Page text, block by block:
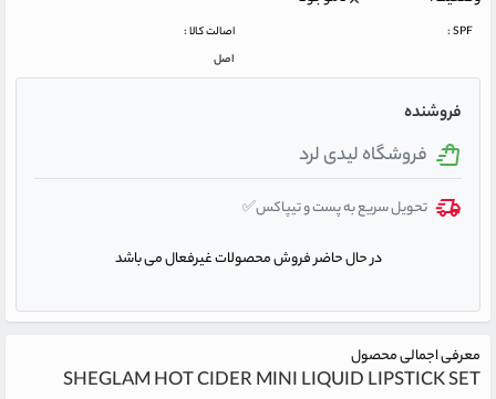
SPF :
اصالت کالا :
اصل
فروشنده
فروشگاه لیدی لرد
تحویل سریع به پست و تیپاکس✅
در حال حاضر فروش محصولات غیرفعال می باشد
معرفی اجمالی محصول
SHEGLAM HOT CIDER MINI LIQUID LIPSTICK SET